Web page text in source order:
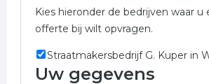
gevonden waarnaar u opzoek bent?
Meer informatie betreffende
u opvragen met onderstaand offerte
bedrijven zijn een koppeling tussen
Kies hieronder de bedrijven waar u
offerte bij wilt opvragen.
Straatmakersbedrijf G. Kuper in
Uw gegevens